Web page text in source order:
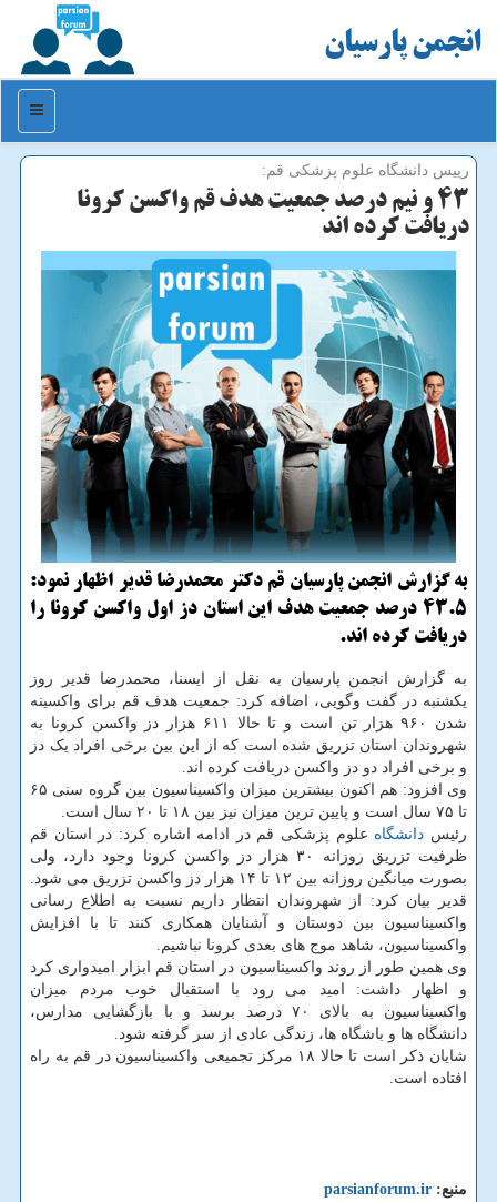
انجمن پارسیان
منو
رییس دانشگاه علوم پزشكی قم:
43 و نیم درصد جمعیت هدف قم واکسن کرونا
دریافت کرده اند
به گزارش انجمن پارسیان قم دکتر محمدرضا قدیر اظهار نمود:
43.5 درصد جمعیت هدف این استان دز اول واکسن کرونا را
دریافت کرده اند.
به گزارش انجمن پارسیان به نقل از ایسنا، محمدرضا قدیر روز
یکشنبه در گفت وگویی، اضافه کرد: جمعیت هدف قم برای واکسینه
شدن ۹۶۰ هزار تن است و تا حالا ۶۱۱ هزار دز واکسن کرونا به
شهروندان استان تزریق شده است که از این بین برخی افراد یک دز
و برخی افراد دو دز واکسن دریافت کرده اند.
وی افزود: هم اکنون بیشترین میزان واکسیناسیون بین گروه سنی ۶۵
تا ۷۵ سال است و پایین ترین میزان نیز بین ۱۸ تا ۲۰ سال است.
رئیس دانشگاه علوم پزشکی قم در ادامه اشاره کرد: در استان قم
ظرفیت تزریق روزانه ۳۰ هزار دز واکسن کرونا وجود دارد، ولی
بصورت میانگین روزانه بین ۱۲ تا ۱۴ هزار دز واکسن تزریق می شود.
قدیر بیان کرد: از شهروندان انتظار داریم نسبت به اطلاع رسانی
واکسیناسیون بین دوستان و آشنایان همکاری کنند تا با افزایش
واکسیناسیون، شاهد موج های بعدی کرونا نباشیم.
وی همین طور از روند واکسیناسیون در استان قم ابزار امیدواری کرد
و اظهار داشت: امید می رود با استقبال خوب مردم میزان
واکسیناسیون به بالای ۷۰ درصد برسد و با بازگشایی مدارس،
دانشگاه ها و باشگاه ها، زندگی عادی از سر گرفته شود.
شایان ذکر است تا حالا ۱۸ مرکز تجمیعی واکسیناسیون در قم به راه
افتاده است.
منبع: parsianforum.ir